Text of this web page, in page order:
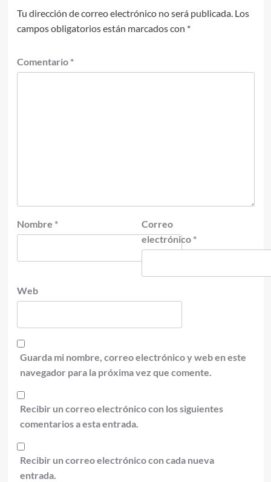
Tu dirección de correo electrónico no será publicada. Los
campos obligatorios están marcados con *
Comentario *
Nombre *
Correo
electrónico *
Web
Guarda mi nombre, correo electrónico y web en este
navegador para la próxima vez que comente.
Recibir un correo electrónico con los siguientes
comentarios a esta entrada.
Recibir un correo electrónico con cada nueva
entrada.